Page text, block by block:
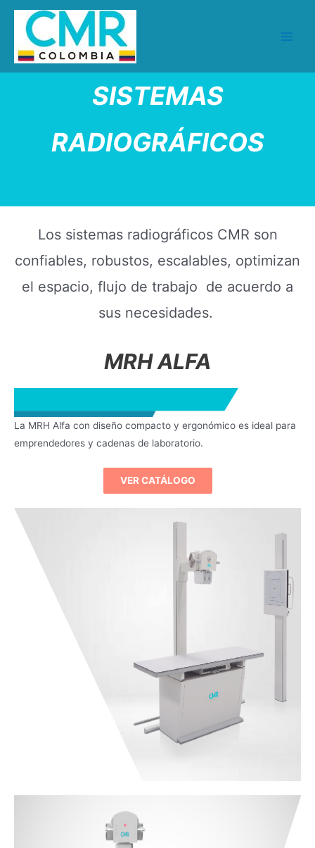
contenido
SISTEMAS
RADIOGRÁFICOS
Los sistemas radiográficos CMR son
confiables, robustos, escalables, optimizan
el espacio, flujo de trabajo de acuerdo a
sus necesidades.
MRH ALFA
La MRH Alfa con diseño compacto y ergonómico es ideal para
emprendedores y cadenas de laboratorio.
VER CATÁLOGO